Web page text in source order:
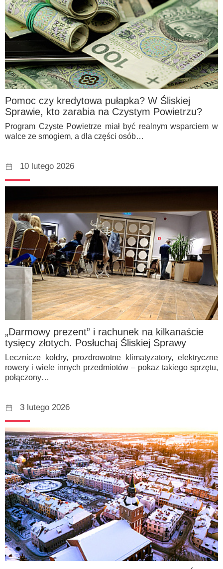
Pomoc czy kredytowa pułapka? W Śliskiej
Sprawie, kto zarabia na Czystym Powietrzu?
Program Czyste Powietrze miał być realnym wsparciem w
walce ze smogiem, a dla części osób…
10 lutego 2026
„Darmowy prezent” i rachunek na kilkanaście
tysięcy złotych. Posłuchaj Śliskiej Sprawy
Lecznicze kołdry, prozdrowotne klimatyzatory, elektryczne
rowery i wiele innych przedmiotów – pokaz takiego sprzętu,
połączony…
3 lutego 2026